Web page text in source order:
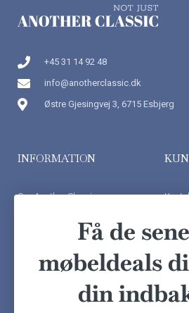
+45 31 14 92 48
info@anotherclassic.dk
Østre Gjesingvej 3, 6715 Esbjerg
INFORMATION
Om Another Classic
HandelsbetingelserFå de
møbeldeals
din